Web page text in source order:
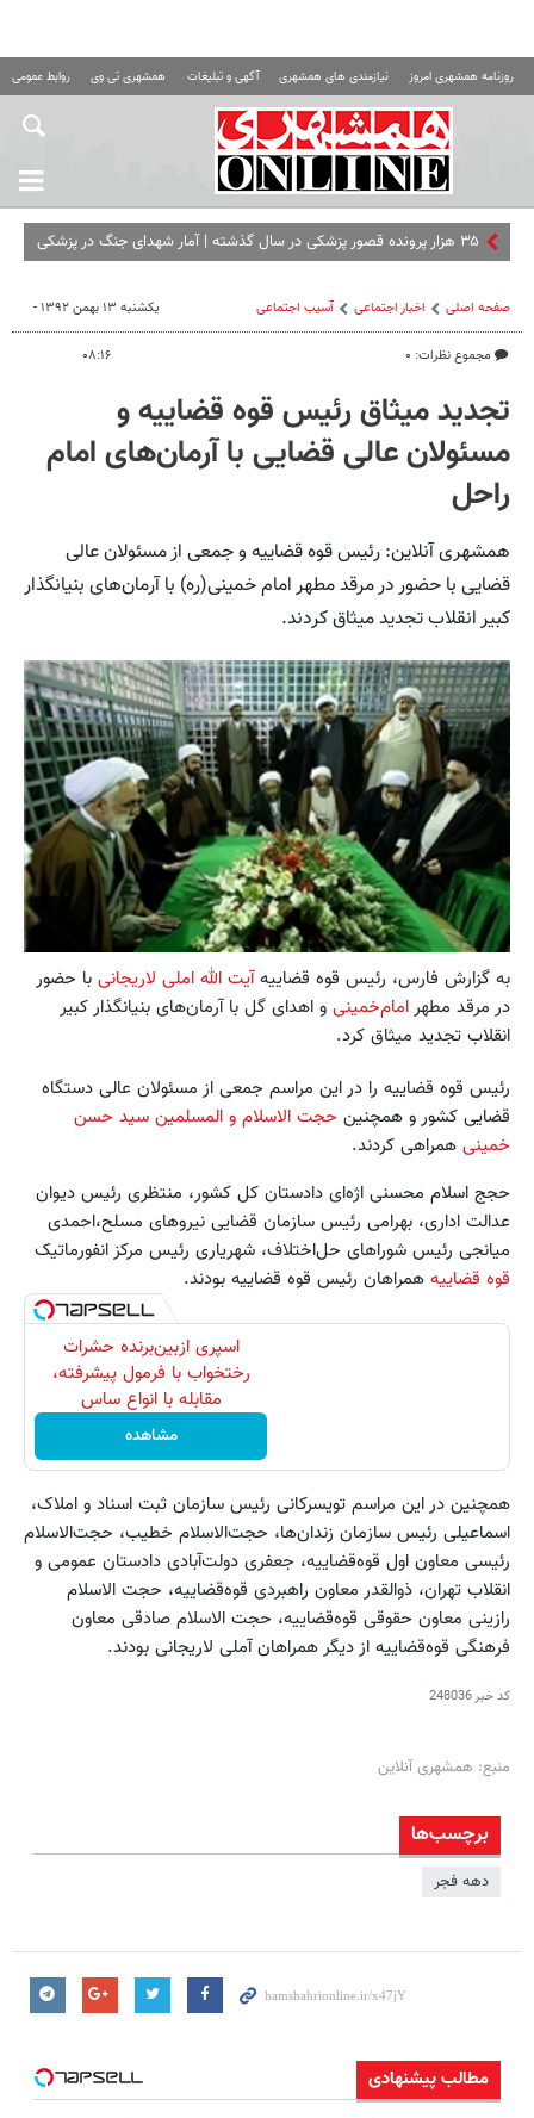
روزنامه همشهری امروز نیازمندی های همشهری آگهی و تبلیغات همشهری تی وی روابط عمومی
۳۵ هزار پرونده‌ قصور پزشکی در سال گذشته |‌ آمار شهدای جنگ در پزشکی
صفحه اصلی اخبار اجتماعی آسیب اجتماعی
مجموع نظرات: ۰
یکشنبه ۱۳ بهمن ۱۳۹۲ -
۰۸:۱۶
تجدید میثاق رئیس قوه قضاییه و
مسئولان عالی قضایی با آرمان‌های امام
راحل
همشهری آنلاین: رئیس قوه قضاییه و جمعی از مسئولان عالی
قضایی با حضور در مرقد مطهر امام خمینی(ره) با آرمان‌های بنیانگذار
کبیر انقلاب تجدید میثاق کردند.
به گزارش فارس، رئیس قوه قضاییهآیت الله املی لاریجانی با حضور
در مرقد مطهر امام‌خمینی و اهدای گل با آرمان‌های بنیانگذار کبیر
انقلاب تجدید میثاق کرد.
رئیس قوه قضاییه را در این مراسم جمعی از مسئولان عالی دستگاه
قضایی کشور و همچنین حجت الاسلام و المسلمین سید حسن
خمینی همراهی کردند.
حجج اسلام محسنی اژه‌ای دادستان کل کشور، منتظری رئیس دیوان
عدالت اداری، بهرامی رئیس سازمان قضایی نیروهای مسلح،احمدی
میانجی رئیس شوراهای حل‌اختلاف، شهریاری رئیس مرکز انفورماتیک
قوه قضاییه همراهان رئیس قوه قضاییه بودند.
اسپری ازبین‌برنده حشرات
رختخواب با فرمول پیشرفته،
مقابله با انواع ساس
مشاهده
همچنین در این مراسم تویسرکانی رئیس سازمان ثبت اسناد و املاک،
اسماعیلی رئیس سازمان زندان‌ها، حجت‌الاسلام خطیب، حجت‌الاسلام
رئیسی معاون اول قوه‌قضاییه، جعفری دولت‌آبادی دادستان عمومی و
انقلاب تهران، ذوالقدر معاون راهبردی قوه‌قضاییه، حجت الاسلام
رازینی معاون حقوقی قوه‌قضاییه، حجت الاسلام صادقی معاون
فرهنگی قوه‌قضاییه از دیگر همراهان آملی لاریجانی بودند.
کد خبر248036
منبع: همشهری آنلاین
برچسب‌ها
دهه فجر
مطالب پیشنهادی